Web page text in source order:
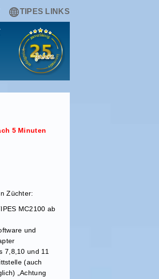
TIPES LINKS
5 Minuten
Züchter:
MC2100 ab
und
7,8,10 und 11
(auch
„Achtung